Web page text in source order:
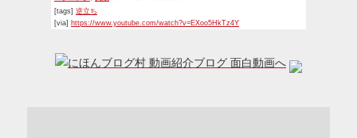
[tags] 逆立ち
[via] https://www.youtube.com/watch?v=EXoo5HkTz4Y